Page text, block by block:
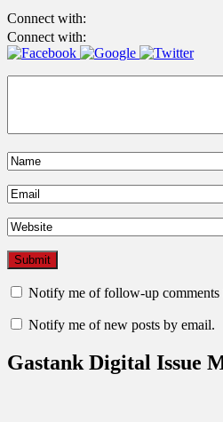
Connect with:
Connect with:
Notify me of follow-up comments
Notify me of new posts by email.
Gastank Digital Issue